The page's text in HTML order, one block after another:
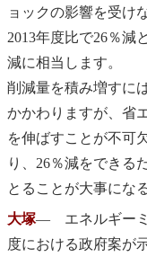
ョックの影響を受け
2013年度比で26％減
減に相当します。
削減量を積み増すに
かかわりますが、省
を伸ばすことが不可
り、26％減をできる
とることが大事にな
大塚― エネルギーミ
度における政府案が